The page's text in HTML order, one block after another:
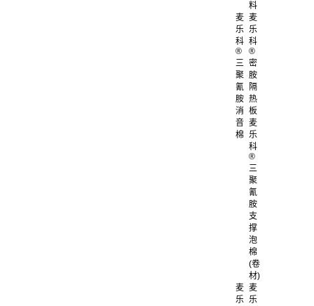
料
麦
乐
科
®
三
聚
氰
胺
消
音
棉
麦
乐
科
®
密
胺
隔
热
板
麦
乐
科
®
三
聚
氰
胺
支
撑
泡
棉
(卷
材)
麦
乐
麦
乐